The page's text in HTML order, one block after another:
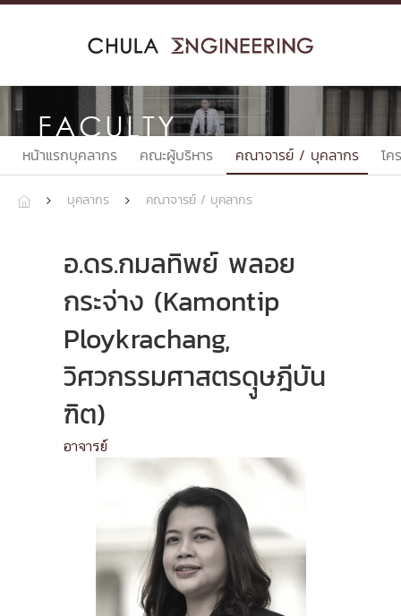
Skip
FACULTY
หน้าแรกบุคลากร คณะผู้บริหาร คณาจารย์ / บุคลากร โ
  บุคลากร  คณาจารย์ / บุคลากร
อ.ดร.กมลทิพย์ พลอย
กระจ่าง (Kamontip
Ploykrachang,
วิศวกรรมศาสตรดุูษฎีบัน
ฑิต)
อาจารย์